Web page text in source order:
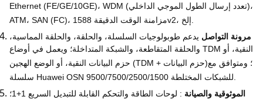
Ethernet (FE/GE/10GE)، WDM (تعدد إرسال الطول الموجي الداخلي)،
ATM، SAN (FC)، مزامنة الوقت الدقيقة 1588v2، إلخ.
مرونة التواصل يدعم طوبولوجيات السلسلة، والحلقة، والحلقة المماسية،
والحلقة المتقاطعة، والشبكة المتداخلة؛ ويعمل في أوضاع TDM النقية، أو
حزم البيانات النقية، أو الوضع الهجين (TDM + حزم البيانات)؛ ومتوافق مع
سلسلة Huawei OSN 9500/7500/2500/1500 للشبكات المختلطة.
الموثوقية والصيانة : لوحات الطاقة والتحكم القابلة للتبديل السريع 1+1؛